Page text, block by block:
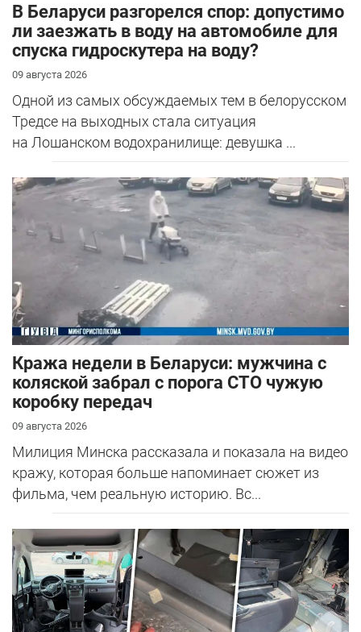
В Беларуси разгорелся спор: допустимо
ли заезжать в воду на автомобиле для
спуска гидроскутера на воду?
09 августа 2026
Одной из самых обсуждаемых тем в белорусском
Тредсе на выходных стала ситуация
на Лошанском водохранилище: девушка ...
Кража недели в Беларуси: мужчина с
коляской забрал с порога СТО чужую
коробку передач
09 августа 2026
Милиция Минска рассказала и показала на видео
кражу, которая больше напоминает сюжет из
фильма, чем реальную историю. Вс...